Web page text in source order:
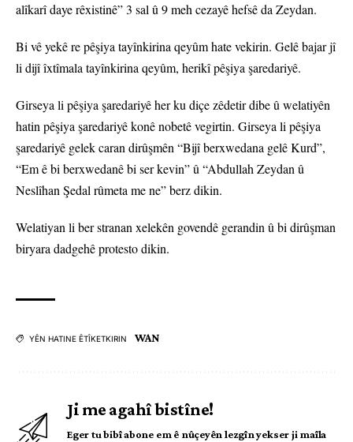
alîkarî daye rêxistinê” 3 sal û 9 meh cezayê hefsê da Zeydan.
Bi vê yekê re pêşiya tayînkirina qeyûm hate vekirin. Gelê bajar jî
li dijî îxtîmala tayînkirina qeyûm, herikî pêşiya şaredariyê.
Girseya li pêşiya şaredariyê her ku diçe zêdetir dibe û welatiyên
hatin pêşiya şaredariyê konê nobetê vegirtin. Girseya li pêşiya
şaredariyê gelek caran dirûşmên “Bijî berxwedana gelê Kurd”,
“Em ê bi berxwedanê bi ser kevin” û “Abdullah Zeydan û
Neslîhan Şedal rûmeta me ne” berz dikin.
Welatiyan li ber stranan xelekên govendê gerandin û bi dirûşman
biryara dadgehê protesto dikin.
YÊN HATINE ÊTÎKETKIRIN WAN
Ji me agahî bistîne!
Eger tu bibî abone em ê nûçeyên lezgîn yekser ji maîla